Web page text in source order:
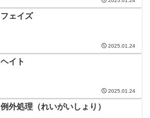
フェイズ
2025.01.24
ヘイト
2025.01.24
例外処理（れいがいしょり）